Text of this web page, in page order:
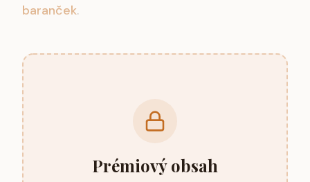
baranček.
Prémiový obsah